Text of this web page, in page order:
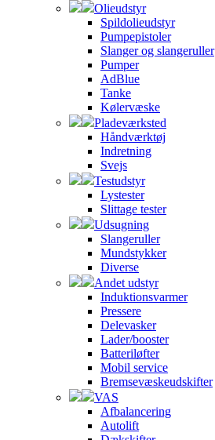
Olieudstyr
Spildolieudstyr
Pumpepistoler
Slanger og slangeruller
Pumper
AdBlue
Tanke
Kølervæske
Pladeværksted
Håndværktøj
Indretning
Svejs
Testudstyr
Lystester
Slittage tester
Udsugning
Slangeruller
Mundstykker
Diverse
Andet udstyr
Induktionsvarmer
Pressere
Delevasker
Lader/booster
Batteriløfter
Mobil service
Bremsevæskeudskifter
VAS
Afbalancering
Autolift